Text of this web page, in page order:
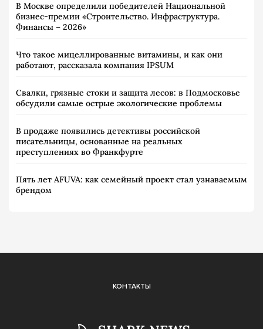
В Москве определили победителей Национальной
бизнес-премии «Строительство. Инфраструктура.
Финансы – 2026»
Что такое мицеллированные витамины, и как они
работают, рассказала компания IPSUM
Свалки, грязные стоки и защита лесов: в Подмосковье
обсудили самые острые экологические проблемы
В продаже появились детективы российской
писательницы, основанные на реальных
преступлениях во Франкфурте
Пять лет AFUVA: как семейный проект стал узнаваемым
брендом
КОНТАКТЫ